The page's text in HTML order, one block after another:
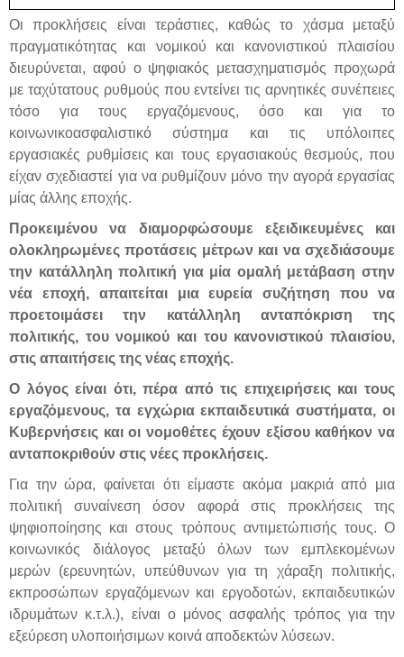
Οι προκλήσεις είναι τεράστιες, καθώς το χάσμα μεταξύ
πραγματικότητας και νομικού και κανονιστικού πλαισίου
διευρύνεται, αφού ο ψηφιακός μετασχηματισμός προχωρά
με ταχύτατους ρυθμούς που εντείνει τις αρνητικές συνέπειες
τόσο για τους εργαζόμενους, όσο και για το
κοινωνικοασφαλιστικό σύστημα και τις υπόλοιπες
εργασιακές ρυθμίσεις και τους εργασιακούς θεσμούς, που
είχαν σχεδιαστεί για να ρυθμίζουν μόνο την αγορά εργασίας
μίας άλλης εποχής.
Προκειμένου να διαμορφώσουμε εξειδικευμένες και
ολοκληρωμένες προτάσεις μέτρων και να σχεδιάσουμε
την κατάλληλη πολιτική για μία ομαλή μετάβαση στην
νέα εποχή, απαιτείται μια ευρεία συζήτηση που να
προετοιμάσει την κατάλληλη ανταπόκριση της
πολιτικής, του νομικού και του κανονιστικού πλαισίου,
στις απαιτήσεις της νέας εποχής.
Ο λόγος είναι ότι, πέρα από τις επιχειρήσεις και τους
εργαζόμενους, τα εγχώρια εκπαιδευτικά συστήματα, οι
Κυβερνήσεις και οι νομοθέτες έχουν εξίσου καθήκον να
ανταποκριθούν στις νέες προκλήσεις.
Για την ώρα, φαίνεται ότι είμαστε ακόμα μακριά από μια
πολιτική συναίνεση όσον αφορά στις προκλήσεις της
ψηφιοποίησης και στους τρόπους αντιμετώπισής τους. Ο
κοινωνικός διάλογος μεταξύ όλων των εμπλεκομένων
μερών (ερευνητών, υπεύθυνων για τη χάραξη πολιτικής,
εκπροσώπων εργαζόμενων και εργοδοτών, εκπαιδευτικών
ιδρυμάτων κ.τ.λ.), είναι ο μόνος ασφαλής τρόπος για την
εξεύρεση υλοποιήσιμων κοινά αποδεκτών λύσεων.